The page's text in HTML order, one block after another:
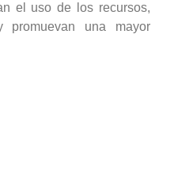
el uso de los recursos,
promuevan una mayor